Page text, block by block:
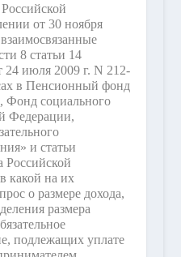
от 30 ноября
8 статьи 14
24 июля 2009 г. N 212-
в Пенсионный фонд
Фонд социального
Федерации,
и статьи
Российской
какой на их
о размере дохода,
размера
подлежащих уплате